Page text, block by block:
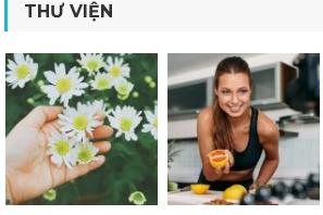
THƯ VIỆN